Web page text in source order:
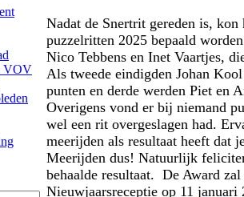
VOV
Nadat de Snertrit gereden is,
puzzelritten 2025 bepaald
Nico Tebbens en Inet Vaartjes,
Als tweede eindigden Johan
punten en derde werden Piet en
Overigens vond er bij niemand
wel een rit overgeslagen had.
meerijden als resultaat heeft dat
Meerijden dus! Natuurlijk
behaalde resultaat. De Award
Nieuwjaarsreceptie op 11